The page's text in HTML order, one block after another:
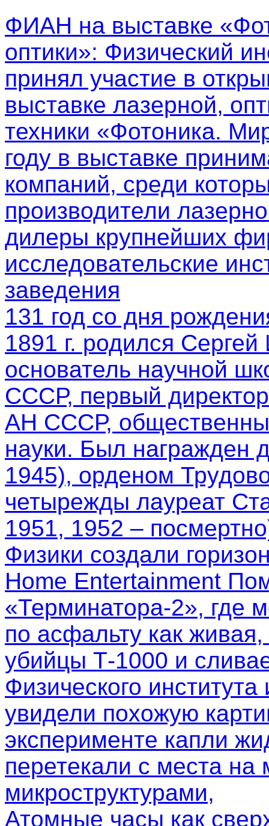
ФИАН на выставке
оптики»: Физический
принял участие в
выставке лазерной,
техники «Фотоника.
году в выставке
компаний, среди
производители
дилеры крупнейших
исследовательские
заведения
131 год со дня
1891 г. родился
основатель научной
СССР, первый
АН СССР,
науки. Был награжден
1945), орденом
четырежды лауреат
1951, 1952 –
Физики создали
Home Entertainment
«Терминатора-2», где
по асфальту как
убийцы Т-1000 и
Физического
увидели похожую
эксперименте капли
перетекали с места на
микроструктурами,
Атомные часы как